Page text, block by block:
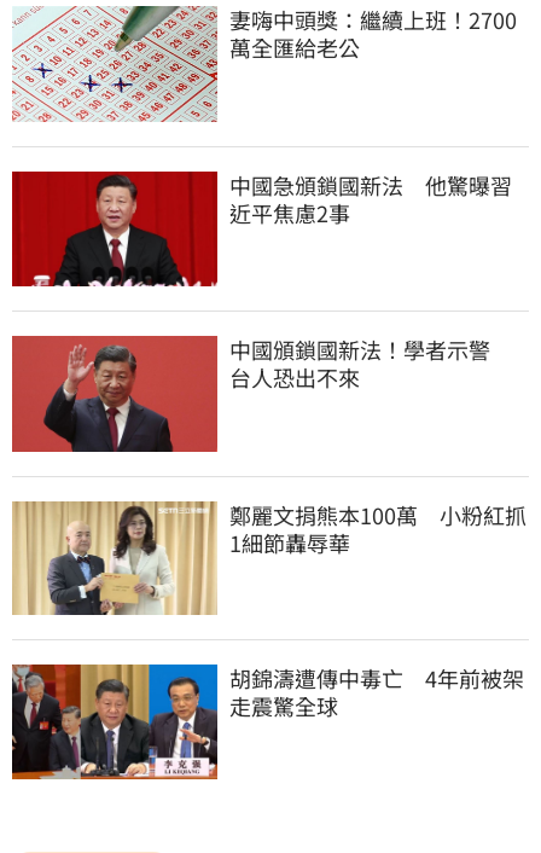
妻嗨中頭獎：繼續上班！2700
萬全匯給老公
中國急頒鎖國新法　他驚曝習
近平焦慮2事
中國頒鎖國新法！學者示警
台人恐出不來
鄭麗文捐熊本100萬　小粉紅抓
1細節轟辱華
胡錦濤遭傳中毒亡　4年前被架
走震驚全球